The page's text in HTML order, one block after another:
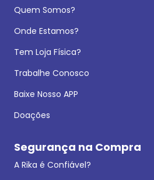
Quem Somos?
Onde Estamos?
Tem Loja Física?
Trabalhe Conosco
Baixe Nosso APP
Doações
Segurança na Compra
A Rika é Confiável?